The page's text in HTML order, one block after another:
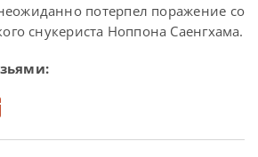
потерпел поражение со
снукериста Ноппона Саенгхама.